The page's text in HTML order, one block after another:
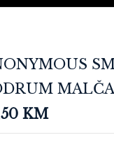
MALČA
KM